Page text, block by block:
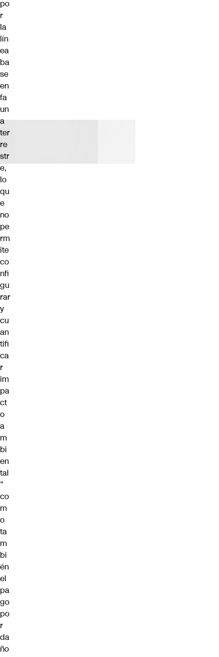
po
r
la
lín
ea
ba
se
en
fa
un
a
ter
re
str
e,
lo
qu
e
no
pe
rm
ite
co
nfi
gu
rar
y
cu
an
tifi
ca
r
im
pa
ct
o
a
m
bi
en
tal
”
co
m
o
ta
m
bi
én
el
pa
go
po
r
da
ño